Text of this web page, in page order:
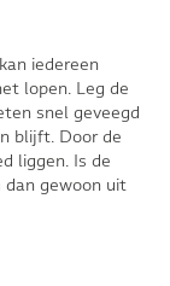
iedereen
lopen. Leg de
snel geveegd
blijft. Door de
liggen. Is de
gewoon uit